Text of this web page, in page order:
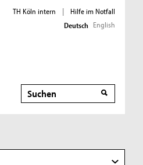
TH Köln intern |
Hilfe im Notfall
Deutsch English
Suche